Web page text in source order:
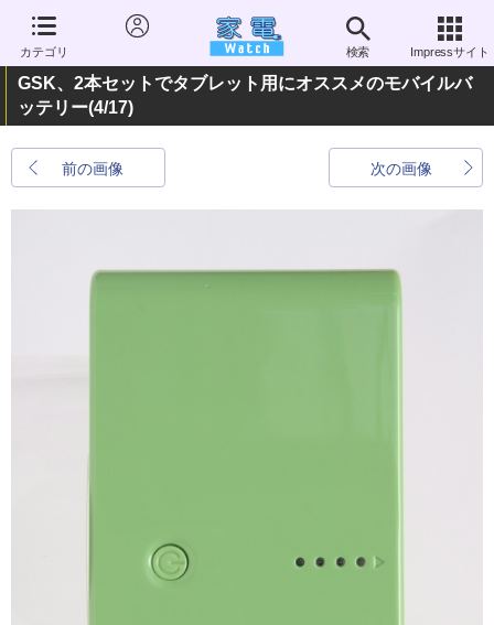
カテゴリ 検索 Impressサイト
GSK、2本セットでタブレット用にオススメのモバイルバ
ッテリー(4/17)
前の画像 次の画像